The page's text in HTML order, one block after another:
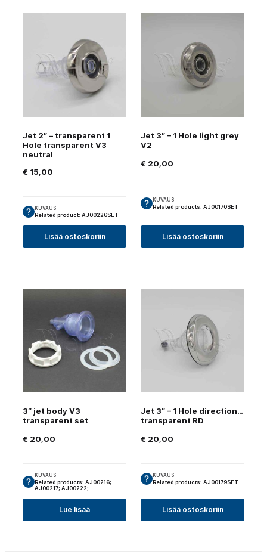
Jet 2″ – transparent 1
Hole transparent V3
neutral
€ 15,00
KUVAUS
Related product: AJ00226SET
Lisää ostoskoriin
Jet 3″ – 1 Hole light grey
V2
€ 20,00
KUVAUS
Related products: AJ00170SET
Lisää ostoskoriin
3″ jet body V3
transparent set
€ 20,00
KUVAUS
Related products: AJ00216;
AJ00217; AJ00222;…
Lue lisää
Jet 3″ – 1 Hole directional
transparent RD
€ 20,00
KUVAUS
Related products: AJ00179SET
Lisää ostoskoriin